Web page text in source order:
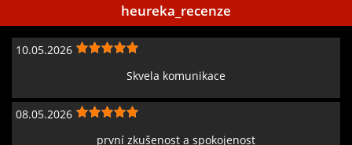
heureka_recenze
10.05.2026
Skvela komunikace
08.05.2026
první zkušenost a spokojenost